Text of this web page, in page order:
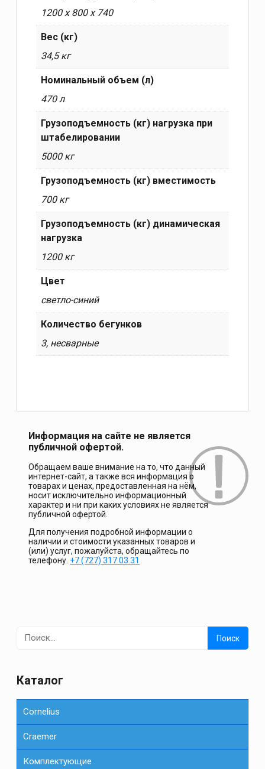
1200 х 800 х 740
Вес (кг)
34,5 кг
Номинальный объем (л)
470 л
Грузоподъемность (кг) нагрузка при
штабелировании
5000 кг
Грузоподъемность (кг) вместимость
700 кг
Грузоподъемность (кг) динамическая
нагрузка
1200 кг
Цвет
светло-синий
Количество бегунков
3, несварные
Информация на сайте не является
публичной офертой.
Обращаем ваше внимание на то, что данный
интернет-сайт, а также вся информация о
товарах и ценах, предоставленная на нём,
носит исключительно информационный
характер и ни при каких условиях не является
публичной офертой.
Для получения подробной информации о
наличии и стоимости указанных товаров и
(или) услуг, пожалуйста, обращайтесь по
телефону. +7 (727) 317 03 31
Найти:
Каталог
Cornelius
Сraemer
Комплектующие